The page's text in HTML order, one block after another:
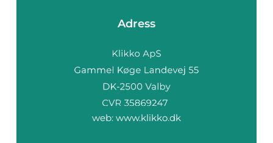
Adress
web: www.klikko.dk